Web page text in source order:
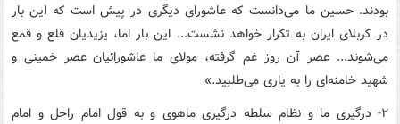
بودند. حسین ما می‌دانست که عاشورای دیگری در پیش است که این بار
در کربلای ایران به تکرار خواهد نشست‌... این بار اما، یزیدیان قلع و قمع
می‌شوند... عصر آن روز غم گرفته، مولای ما عاشورائیان عصر خمینی و
شهید خامنه‌ای را به یاری می‌طلبید.»
۲- درگیری ما و نظام سلطه درگیری ماهوی و به قول امام راحل و امام